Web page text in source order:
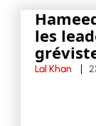
les
Lal Khan